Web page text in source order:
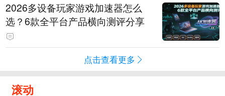
2026多设备玩家游戏加速器怎么
选？6款全平台产品横向测评分享
点击查看更多
滚动